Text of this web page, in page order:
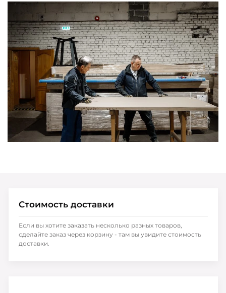
Стоимость доставки
Если вы хотите заказать несколько разных товаров,
сделайте заказ через корзину - там вы увидите стоимость
доставки.